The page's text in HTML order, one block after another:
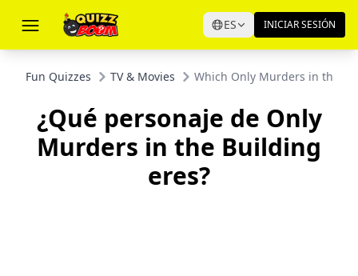
ES INICIAR SESIÓN
Fun Quizzes TV & Movies Which Only Murders in the
¿Qué personaje de Only
Murders in the Building
eres?